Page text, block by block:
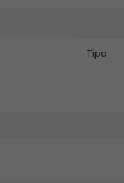
Tipo